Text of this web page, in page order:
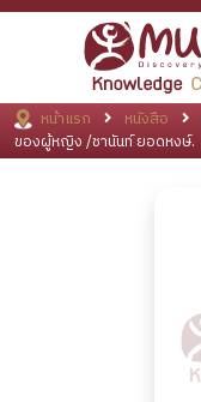
หน้าแรก หนังสือ
ของผู้หญิง /ชานันท์ ยอดหงษ์.